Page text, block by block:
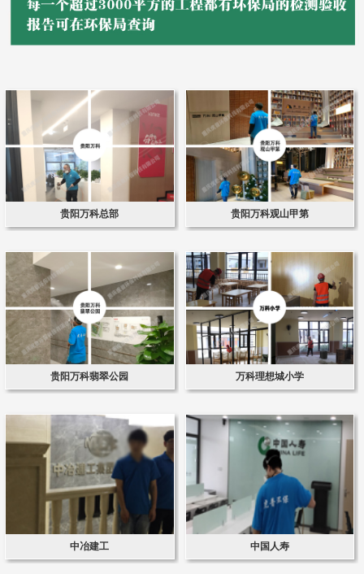
贵阳万科总部 贵阳万科观山甲第
贵阳万科翡翠公园 万科理想城小学
中冶建工 中国人寿